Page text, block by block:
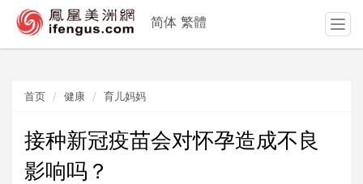
首页 健康 育儿妈妈
接种新冠疫苗会对怀孕造成不良
影响吗？
简体 繁體
T
o